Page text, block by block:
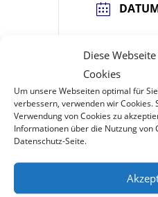
Diese
Cookies
Um unsere Webseiten optimal für
verbessern, verwenden wir Cookies.
Verwendung von Cookies zu
Informationen über die Nutzung von
Datenschutz-Seite.